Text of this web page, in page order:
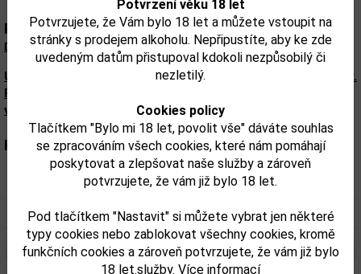
Potvrzení věku 18 let
Potvrzujete, že Vám bylo 18 let a můžete vstoupit na
stránky s prodejem alkoholu. Nepřipustíte, aby ke zde
uvedeným datům přistupoval kdokoli nezpůsobilý či
nezletilý.
Cookies policy
Tlačítkem "Bylo mi 18 let, povolit vše" dáváte souhlas
se zpracováním všech cookies, které nám pomáhají
poskytovat a zlepšovat naše služby a zároveň
potvrzujete, že vám již bylo 18 let.
Pod tlačítkem "Nastavit" si můžete vybrat jen některé
typy cookies nebo zablokovat všechny cookies, kromě
funkčních cookies a zároveň potvrzujete, že vám již bylo
18 let.služby. Více informací
Popis:
DLE LEGISLATIVY SE NEJEDNÁ O RUM, ALE O OSTATNÍ LIHOVINU.
Upozorňujeme, že tento produkt může obsahovat alergeny.
Přesné složení a alergeny jsou k dispozici na obalu
výrobku. Zkontrolujte prosím před konzumací.
Parametry:
Obsah alkoholu obj. %:
Objem obalu (L): 0,7